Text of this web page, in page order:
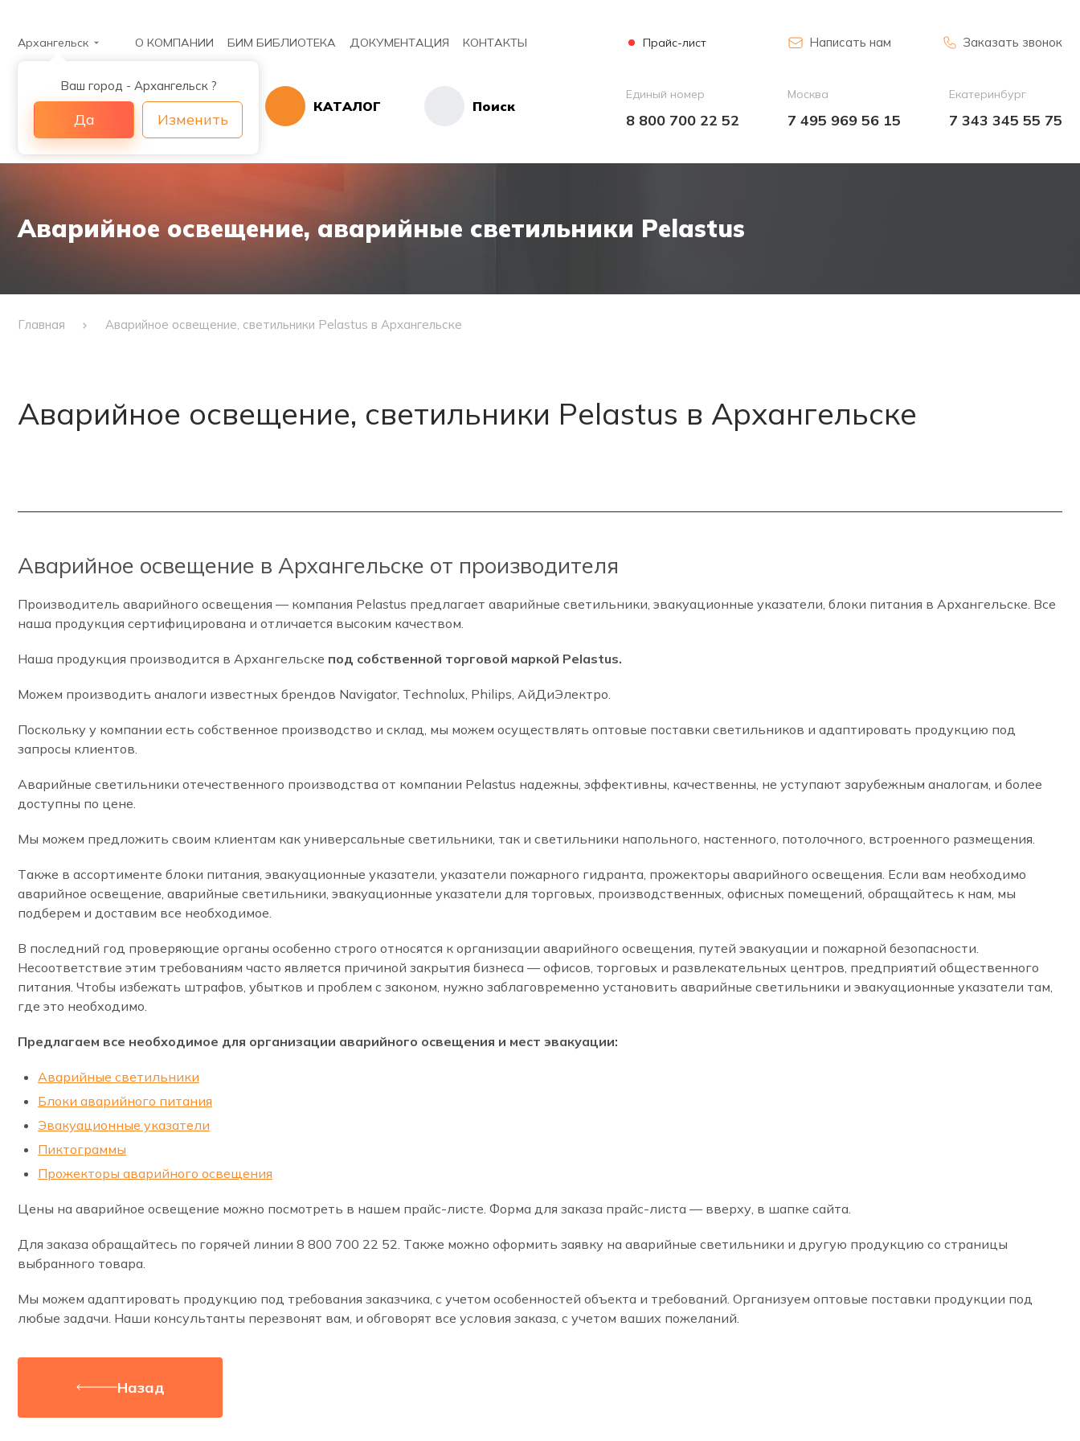
Архангельск
Ваш город - Архангельск ?
Да Изменить
О КОМПАНИИ БИМ БИБЛИОТЕКА ДОКУМЕНТАЦИЯ КОНТАКТЫ Прайс-лист Написать нам Заказать звонок
КАТАЛОГ Поиск
Единый номер
8 800 700 22 52
Москва
7 495 969 56 15
Екатеринбург
7 343 345 55 75
Аварийное освещение, аварийные светильники Pelastus
Главная Аварийное освещение, светильники Pelastus в Архангельске
Аварийное освещение, светильники Pelastus в Архангельске
Аварийное освещение в Архангельске от производителя
Производитель аварийного освещения — компания Pelastus предлагает аварийные светильники, эвакуационные указатели, блоки питания в Архангельске. Все
наша продукция сертифицирована и отличается высоким качеством.
Наша продукция производится в Архангельске под собственной торговой маркой Pelastus.
Можем производить аналоги известных брендов Navigator, Technolux, Philips, АйДиЭлектро.
Поскольку у компании есть собственное производство и склад, мы можем осуществлять оптовые поставки светильников и адаптировать продукцию под
запросы клиентов.
Аварийные светильники отечественного производства от компании Pelastus надежны, эффективны, качественны, не уступают зарубежным аналогам, и более
доступны по цене.
Мы можем предложить своим клиентам как универсальные светильники, так и светильники напольного, настенного, потолочного, встроенного размещения.
Также в ассортименте блоки питания, эвакуационные указатели, указатели пожарного гидранта, прожекторы аварийного освещения. Если вам необходимо
аварийное освещение, аварийные светильники, эвакуационные указатели для торговых, производственных, офисных помещений, обращайтесь к нам, мы
подберем и доставим все необходимое.
В последний год проверяющие органы особенно строго относятся к организации аварийного освещения, путей эвакуации и пожарной безопасности.
Несоответствие этим требованиям часто является причиной закрытия бизнеса — офисов, торговых и развлекательных центров, предприятий общественного
питания. Чтобы избежать штрафов, убытков и проблем с законом, нужно заблаговременно установить аварийные светильники и эвакуационные указатели там,
где это необходимо.
Предлагаем все необходимое для организации аварийного освещения и мест эвакуации:
Аварийные светильники
Блоки аварийного питания
Эвакуационные указатели
Пиктограммы
Прожекторы аварийного освещения
Цены на аварийное освещение можно посмотреть в нашем прайс-листе. Форма для заказа прайс-листа — вверху, в шапке сайта.
Для заказа обращайтесь по горячей линии 8 800 700 22 52. Также можно оформить заявку на аварийные светильники и другую продукцию со страницы
выбранного товара.
Мы можем адаптировать продукцию под требования заказчика, с учетом особенностей объекта и требований. Организуем оптовые поставки продукции под
любые задачи. Наши консультанты перезвонят вам, и обговорят все условия заказа, с учетом ваших пожеланий.
Назад